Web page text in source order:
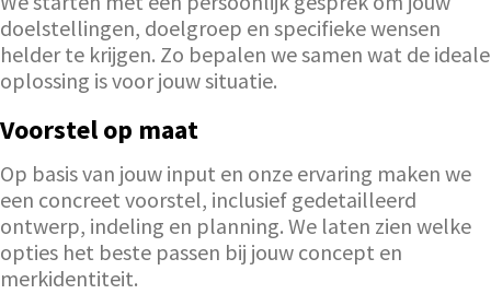
doelstellingen, doelgroep en specifieke wensen
helder te krijgen. Zo bepalen we samen wat de ideale
oplossing is voor jouw situatie.
Voorstel op maat
Op basis van jouw input en onze ervaring maken we
een concreet voorstel, inclusief gedetailleerd
ontwerp, indeling en planning. We laten zien welke
opties het beste passen bij jouw concept en
merkidentiteit.